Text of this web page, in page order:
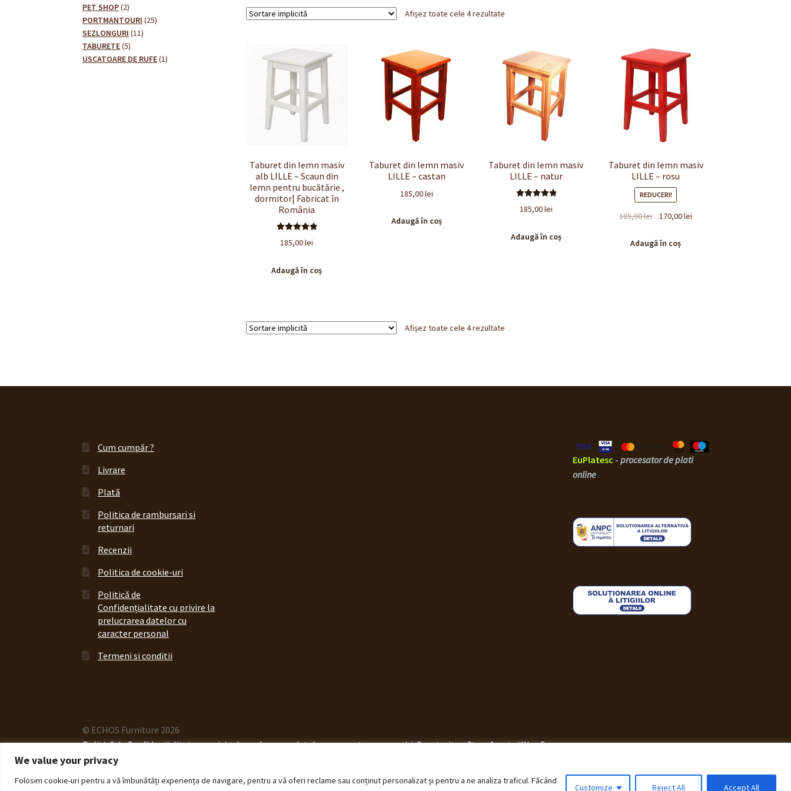
We value your privacy
Folosim cookie-uri pentru a vă îmbunătăți experiența de navigare, pentru a vă oferi reclame sau conținut personalizat și pentru a ne analiza traficul. Făcând
Customize Reject All Accept All
Afișez toate cele 4 rezultate
Taburet din lemn masiv
alb LILLE – Scaun din
lemn pentru bucătărie ,
dormitor| Fabricat în
România
5.00 din 5
185,00lei
Adaugă în coș
Taburet din lemn masiv
LILLE – castan
185,00lei
Adaugă în coș
Taburet din lemn masiv
LILLE – natur
5.00 din 5
185,00lei
Adaugă în coș
Taburet din lemn masiv
LILLE – rosu
REDUCERI!
185,00lei
Prețul
a
170,00leiPrețul
Adaugă în coș
Afișez toate cele 4 rezultate
PET SHOP 22
produse
PORTMANTOURI 2525
SEZLONGURI 1111
TABURETE 55
produse
USCATOARE DE RUFE 11
Cum cumpăr ?
Livrare
Plată
Politica de rambursari si
returnari
Recenzii
Politica de cookie-uri
Politică de
Confidențialitate cu privire la
prelucrarea datelor cu
caracter personal
Termeni si conditii
EuPlatesc - procesator de plati
online
© ECHOS Furniture 2026
Politică de Confidențialitate cu privire la prelucrarea datelor cu caracter personal
Construit cu Storefront și WooCommerce.